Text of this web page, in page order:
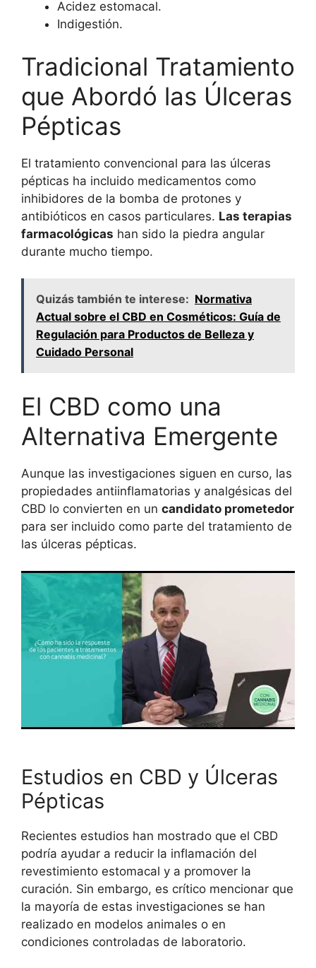
Acidez estomacal.
Indigestión.
Tradicional Tratamiento
que Abordó las Úlceras
Pépticas
El tratamiento convencional para las úlceras
pépticas ha incluido medicamentos como
inhibidores de la bomba de protones y
antibióticos en casos particulares. Las terapias
farmacológicas han sido la piedra angular
durante mucho tiempo.
Quizás también te interese: Normativa
Actual sobre el CBD en Cosméticos: Guía de
Regulación para Productos de Belleza y
Cuidado Personal
El CBD como una
Alternativa Emergente
Aunque las investigaciones siguen en curso, las
propiedades antiinflamatorias y analgésicas del
CBD lo convierten en un candidato prometedor
para ser incluido como parte del tratamiento de
las úlceras pépticas.
Estudios en CBD y Úlceras
Pépticas
Recientes estudios han mostrado que el CBD
podría ayudar a reducir la inflamación del
revestimiento estomacal y a promover la
curación. Sin embargo, es crítico mencionar que
la mayoría de estas investigaciones se han
realizado en modelos animales o en
condiciones controladas de laboratorio.